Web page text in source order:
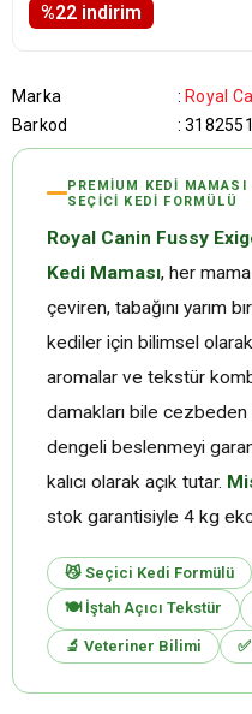
%22 i̇ndirim
Marka : Royal
Barkod
:
PREMIUM KEDI MAMASI
SEÇICI KEDI FORMÜLÜ
Royal Canin Fussy
Kedi Maması, her
çeviren, tabağını yarım
kediler için bilimsel
aromalar ve tekstür
damakları bile
dengeli beslenmeyi
kalıcı olarak açık tutar.
stok garantisiyle 4 kg
😼 Seçici Kedi Formülü
🍽️ İştah Açıcı Tekstür
🔬 Veteriner Bilimi